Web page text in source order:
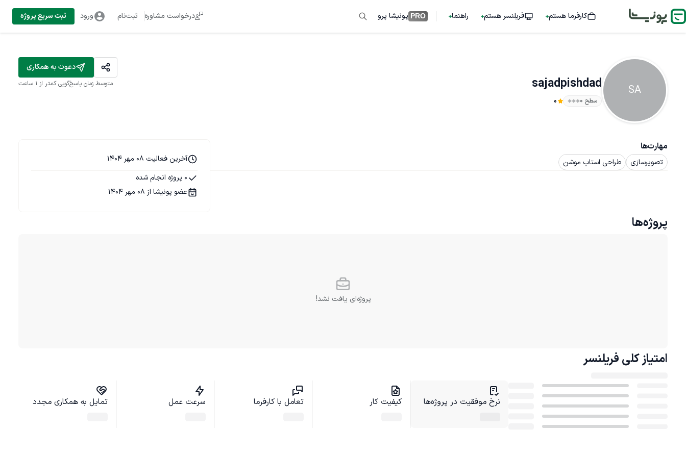
کارفرما هستم فریلنسر هستم راهنما PRO پونیشا پرو درخواست مشاوره ثبت‌نام ورود ثبت سریع پروژه
SA
sajadpishdad
سطح ۰ 0
دعوت به همکاری
متوسط زمان پاسخ‌گویی کمتر از 1 ساعت
مهارت‌ها
تصویرسازی طراحی استاپ موشن
آخرین فعالیت 08 مهر 1404
0 پروژه انجام شده
عضو پونیشا از 08 مهر 1404
پروژه‌ها
پروژه‌ای یافت نشد!
امتیاز کلی فریلنسر
نرخ موفقیت در پروژه‌ها کیفیت کار تعامل با کارفرما سرعت عمل تمایل به همکاری مجدد